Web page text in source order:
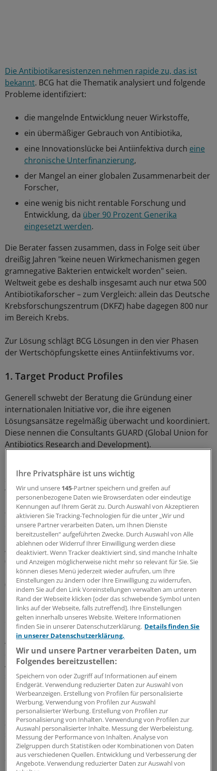
Die Antibiotikaresistenzen nehmen rapide zu, das ist
bekannt. BCG hat die Thematik analysiert und folgende
Probleme identifiziert:
die mangelnde Entwicklung neuer Wirkstoffe,
ein übermäßiger Gebrauch von Antibiotika,
eine Innovationslücke bei Antiinfektiva durch eine
chronische Unterfinanzierung,
der Mangel an einer globalen Zusammenarbeit der
Forscher,
eine wenig bis nicht rentable Forschung und
Entwicklung, da über 90 Prozent Generika
eingesetzt werden.
Die Berater fassen zusammen, dass in Folge seit über
dreißig Jahren "keine neuen Wirkmechanismen gegen
gramnegative Bakterien entwickelt worden" seien.
Weltweit gebe es deshalb insgesamt auch nur etwa 500
Antibiotikaforscher – zum Vergleich: allein das Deutsche
Krebsforschungszentrum (DKFZ) habe dagegen 800 nur
im Bereich Krebs.
Zur Lösung schlägt BCG Lösungen in den vier Phasen
der Wertschöpfungskette eines Antiinfektivums vor.
1. Target Product Profiles
Generell schwebt der Beratung die Gründung einer
internationalen Initiative vor, die ihre eigenen
Lösungsansätze regelmäßig überwacht und koordiniert.
Diese nennen die Consultants GUARD (Global Union for
Antibiotics Research and Development).
Eine Maßnahme der GUARD wäre die Erstellung
sogenannter Target Product Profiles. Diese definieren,
welche Schwerpunkte Antibiotikaforscher setzen
müssen, um die am dringendsten benötigten Mittel zu
forcieren. BCG ist der Meinung, dies würde das Problem
des weltweit unkoordinierten Forschens lösen. Die
Beratung differenziert dabei zwischen Leitlinien für
Arzneien gegen multiresistente Keime
(resistenzbrechende Profile), Medikamente für die
Behandlung bestimmter Indikationen
(krankheitsbekämpfende) und solche gegen besondere
Erreger (pathogenbekämpfende).
2. Global Research Fund
Als zweite Aktion soll die GUARD ein Budget von jährlich
200 Millionen US-Dollar verwalten, mit dem die globale
Antibiotika-Grundlagenforschung angekurbelt werden
soll. Die Beratungsgruppe schlägt vor, rund 25 Millionen
US-Dollar einzusetzen, um 250 neue Forschungsstellen
in der Grundlagenforschung zu schaffen. Die restlichen
etwa 175 Millionen US-Dollar könnte man nutzen, um je
zur Hälfte Projekte in der Grundlagenforschung und
solche in der vorklinischen Phase zu fördern.
3. Global Development Fund
Ihre Privatsphäre ist uns wichtig
Wir und unsere 145-Partner speichern und greifen auf
personenbezogene Daten wie Browserdaten oder eindeutige
Kennungen auf Ihrem Gerät zu. Durch Auswahl von Akzeptieren
aktivieren Sie Tracking-Technologien für die unter „Wir und
unsere Partner verarbeiten Daten, um Ihnen Dienste
bereitzustellen“ aufgeführten Zwecke. Durch Auswahl von Alle
ablehnen oder Widerruf Ihrer Einwilligung werden diese
deaktiviert. Wenn Tracker deaktiviert sind, sind manche Inhalte
und Anzeigen möglicherweise nicht mehr so relevant für Sie. Sie
können dieses Menü jederzeit wieder aufrufen, um Ihre
Einstellungen zu ändern oder Ihre Einwilligung zu widerrufen,
indem Sie auf den Link Voreinstellungen verwalten am unteren
Rand der Webseite klicken [oder das schwebende Symbol unten
links auf der Webseite, falls zutreffend]. Ihre Einstellungen
gelten innerhalb unseres Website. Weitere Informationen
finden Sie in unserer Datenschutzerklärung. Details finden Sie
in unserer Datenschutzerklärung.
Wir und unsere Partner verarbeiten Daten, um
Folgendes bereitzustellen:
Speichern von oder Zugriff auf Informationen auf einem
Endgerät. Verwendung reduzierter Daten zur Auswahl von
Werbeanzeigen. Erstellung von Profilen für personalisierte
Werbung. Verwendung von Profilen zur Auswahl
personalisierter Werbung. Erstellung von Profilen zur
Personalisierung von Inhalten. Verwendung von Profilen zur
Auswahl personalisierter Inhalte. Messung der Werbeleistung.
Messung der Performance von Inhalten. Analyse von
Zielgruppen durch Statistiken oder Kombinationen von Daten
aus verschiedenen Quellen. Entwicklung und Verbesserung der
Angebote. Verwendung reduzierter Daten zur Auswahl von